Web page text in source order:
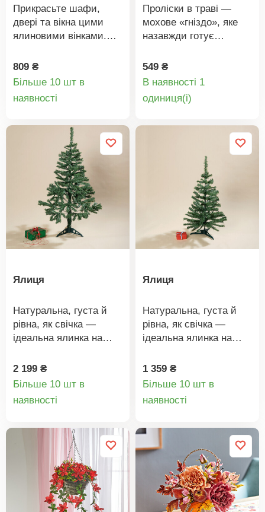
Прикрасьте шафи,
двері та вікна цими
ялиновими вінками.
справжні, не опадають
і залишаються
Легко кріпляться за
самоклейкої липучки.
Наближені до природи.
Не опадають.
Багаторазового
використання. У
комплекті липучка.
Eldo. Набір із 2 шт.
809 ₴
Більше 10 шт в
наявності
Проліски в траві —
мохове «гніздо», яке
назавжди готує
Невідрізниме від
справжнього. Гніздо
549 ₴
В наявності 1
oдиниця(і)
Ялиця
Натуральна, густа й
рівна, як свічка —
ідеальна ялинка на
ялинка не скидає хвої,
а гілочки не
2 199 ₴
Більше 10 шт в
наявності
Ялиця
Натуральна, густа й
рівна, як свічка —
ідеальна ялинка на
ялинка не скидає хвої,
а гілочки не
1 359 ₴
Більше 10 шт в
наявності